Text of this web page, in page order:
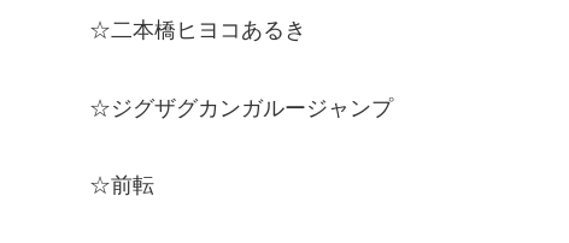
☆二本橋ヒヨコあるき
☆ジグザグカンガルージャンプ
☆前転